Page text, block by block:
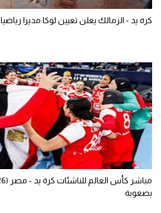
كرة يد - الزمالك يعلن تعيين لوكا مديرا رياضيا
بصعوبة